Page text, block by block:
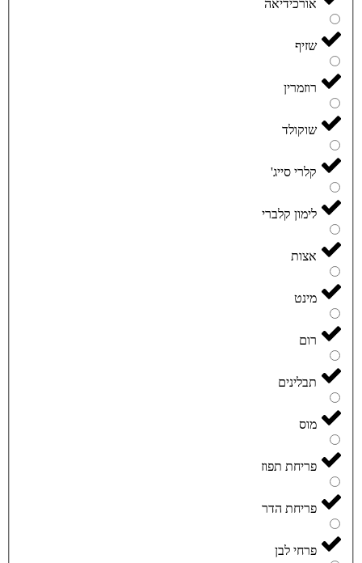
אורכידיאה
שזיף
רוזמרין
שוקולד
קלרי סייג'
לימון קלברי
אצות
מינט
רום
תבלינים
מוס
פריחת תפוז
פריחת הדר
פרחי לבן